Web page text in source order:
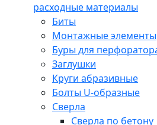
расходные материалы
Биты
Монтажные элементы
Буры для
Заглушки
Круги абразивные
Болты U-образные
Сверла
Сверла по бетону